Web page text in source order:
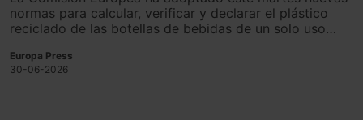
normas para calcular, verificar y declarar el plástico
reciclado de las botellas de bebidas de un solo uso
polietileno(PET) –el material más utilizado para
producir este tipo de envases–, con el objetivo de
Europa Press
30-06-2026